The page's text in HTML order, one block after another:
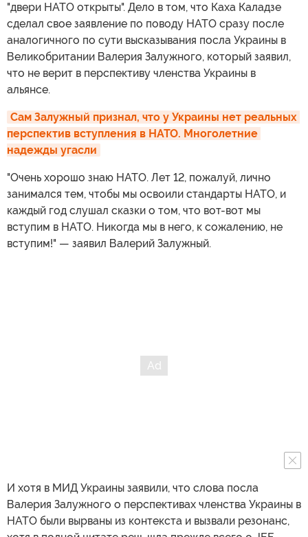
"двери НАТО открыты". Дело в том, что Каха Каладзе
сделал свое заявление по поводу НАТО сразу после
аналогичного по сути высказывания посла Украины в
Великобритании Валерия Залужного, который заявил,
что не верит в перспективу членства Украины в
альянсе.
Сам Залужный признал, что у Украины нет реальных
перспектив вступления в НАТО. Многолетние
надежды угасли
"Очень хорошо знаю НАТО. Лет 12, пожалуй, лично
занимался тем, чтобы мы освоили стандарты НАТО, и
каждый год слушал сказки о том, что вот-вот мы
вступим в НАТО. Никогда мы в него, к сожалению, не
вступим!" — заявил Валерий Залужный.
И хотя в МИД Украины заявили, что слова посла
Валерия Залужного о перспективах членства Украины в
НАТО были вырваны из контекста и вызвали резонанс,